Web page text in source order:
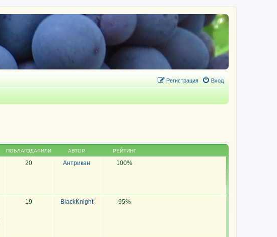
Вход
Регистрация
ПОБЛАГОДАРИЛИ АВТОР РЕЙТИНГ
20 Антрикан 100%
19 BlackKnight 95%